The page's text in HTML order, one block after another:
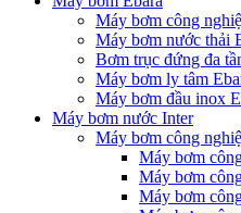
Máy bơm công
Máy bơm nước thải
Bơm trục đứng đa
Máy bơm ly tâm
Máy bơm đầu inox
Máy bơm nước Inter
Máy bơm công
Máy bơm
Máy bơm
Máy bơm